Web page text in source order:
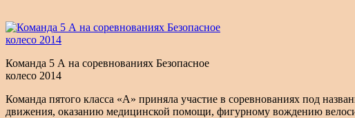
Команда 5 А на соревнованиях Безопасное
колесо 2014
Команда пятого класса «А» приняла участие в соревнованиях под
движения, оказанию медицинской помощи, фигурному вождению